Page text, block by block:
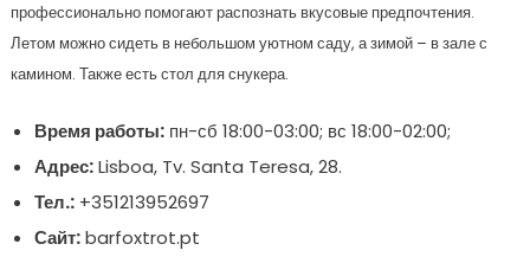
профессионально помогают распознать вкусовые предпочтения.
Летом можно сидеть в небольшом уютном саду, а зимой – в зале с
камином. Также есть стол для снукера.
Время работы:пн-сб 18:00-03:00; вс 18:00-02:00;
Адрес:Lisboa, Tv. Santa Teresa, 28.
Тел.:+351213952697
Сайт:barfoxtrot.pt